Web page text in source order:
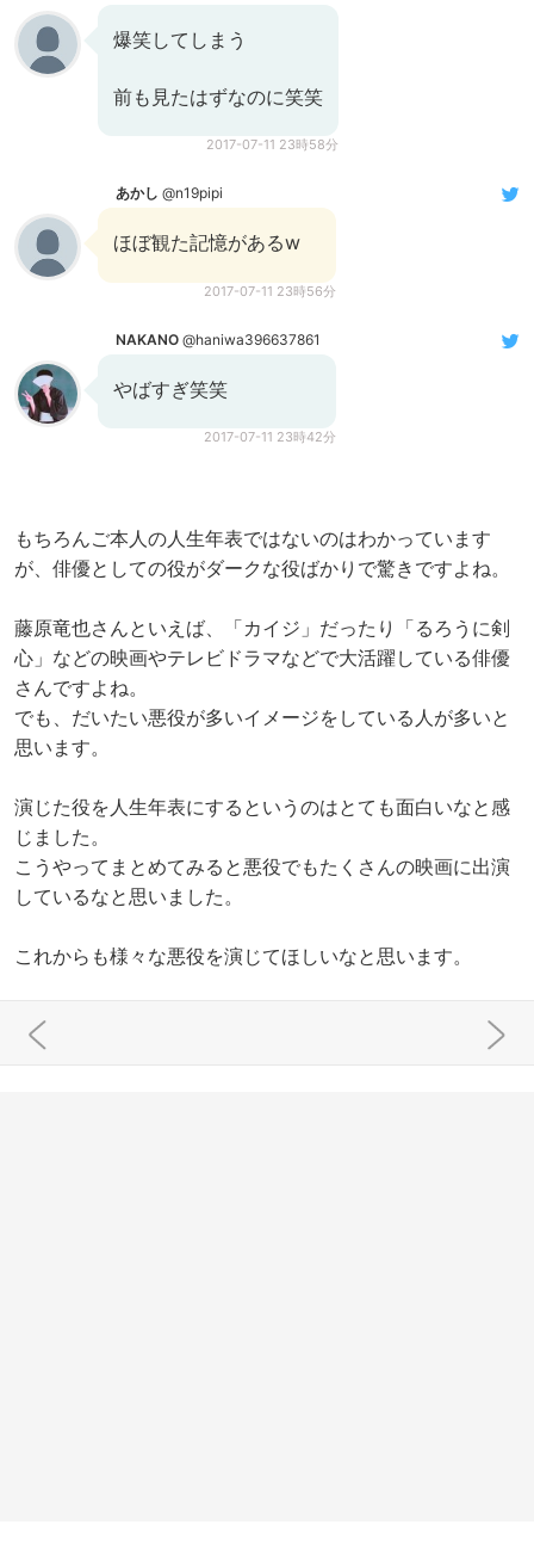
爆笑してしまう
前も見たはずなのに笑笑
2017-07-11 23時58分
あかし @n19pipi
ほぼ観た記憶があるw
2017-07-11 23時56分
NAKANO @haniwa396637861
やばすぎ笑笑
2017-07-11 23時42分
もちろんご本人の人生年表ではないのはわかっています
が、俳優としての役がダークな役ばかりで驚きですよね。
藤原竜也さんといえば、「カイジ」だったり「るろうに剣
心」などの映画やテレビドラマなどで大活躍している俳優
さんですよね。
でも、だいたい悪役が多いイメージをしている人が多いと
思います。
演じた役を人生年表にするというのはとても面白いなと感
じました。
こうやってまとめてみると悪役でもたくさんの映画に出演
しているなと思いました。
これからも様々な悪役を演じてほしいなと思います。